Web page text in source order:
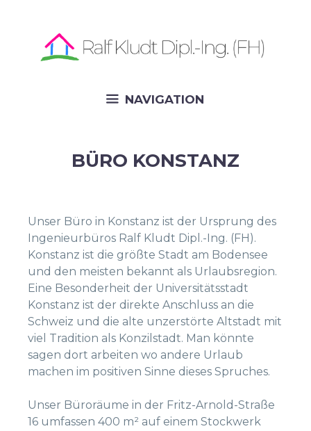
NAVIGATION
BÜRO KONSTANZ
Unser Büro in Konstanz ist der Ursprung des
Ingenieurbüros Ralf Kludt Dipl.-Ing. (FH).
Konstanz ist die größte Stadt am Bodensee
und den meisten bekannt als Urlaubsregion.
Eine Besonderheit der Universitätsstadt
Konstanz ist der direkte Anschluss an die
Schweiz und die alte unzerstörte Altstadt mit
viel Tradition als Konzilstadt. Man könnte
sagen dort arbeiten wo andere Urlaub
machen im positiven Sinne dieses Spruches.
Unser Büroräume in der Fritz-Arnold-Straße
16 umfassen 400 m² auf einem Stockwerk